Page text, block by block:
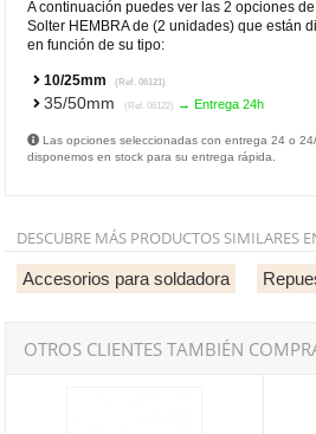
A continuación puedes ver las 2 opciones
Solter HEMBRA de (2 unidades) que están
en función de su tipo:
10/25mm (Ref. 06121)
35/50mm (Ref. 06122) → Entrega 24h
Las opciones seleccionadas con entrega 24 o
disponemos en stock para su entrega rápida.
DESCUBRE MÁS PRODUCTOS SIMILARES
Accesorios para soldadora
OTROS CLIENTES TAMBIÉN